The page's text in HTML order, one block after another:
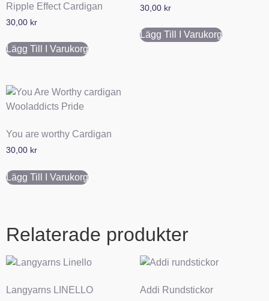
Ripple Effect Cardigan
30,00 kr
Lägg Till I Varukorg
30,00 kr
Lägg Till I Varukorg
You are worthy Cardigan
30,00 kr
Lägg Till I Varukorg
Relaterade produkter
Langyarns LINELLO Addi Rundstickor